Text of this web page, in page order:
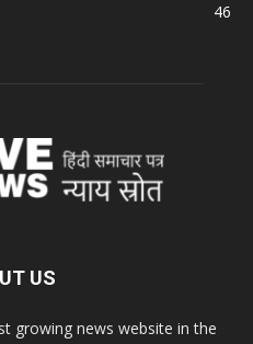
46
US
growing news website in the